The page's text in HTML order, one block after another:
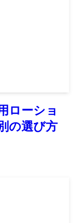
ローショ
の選び方